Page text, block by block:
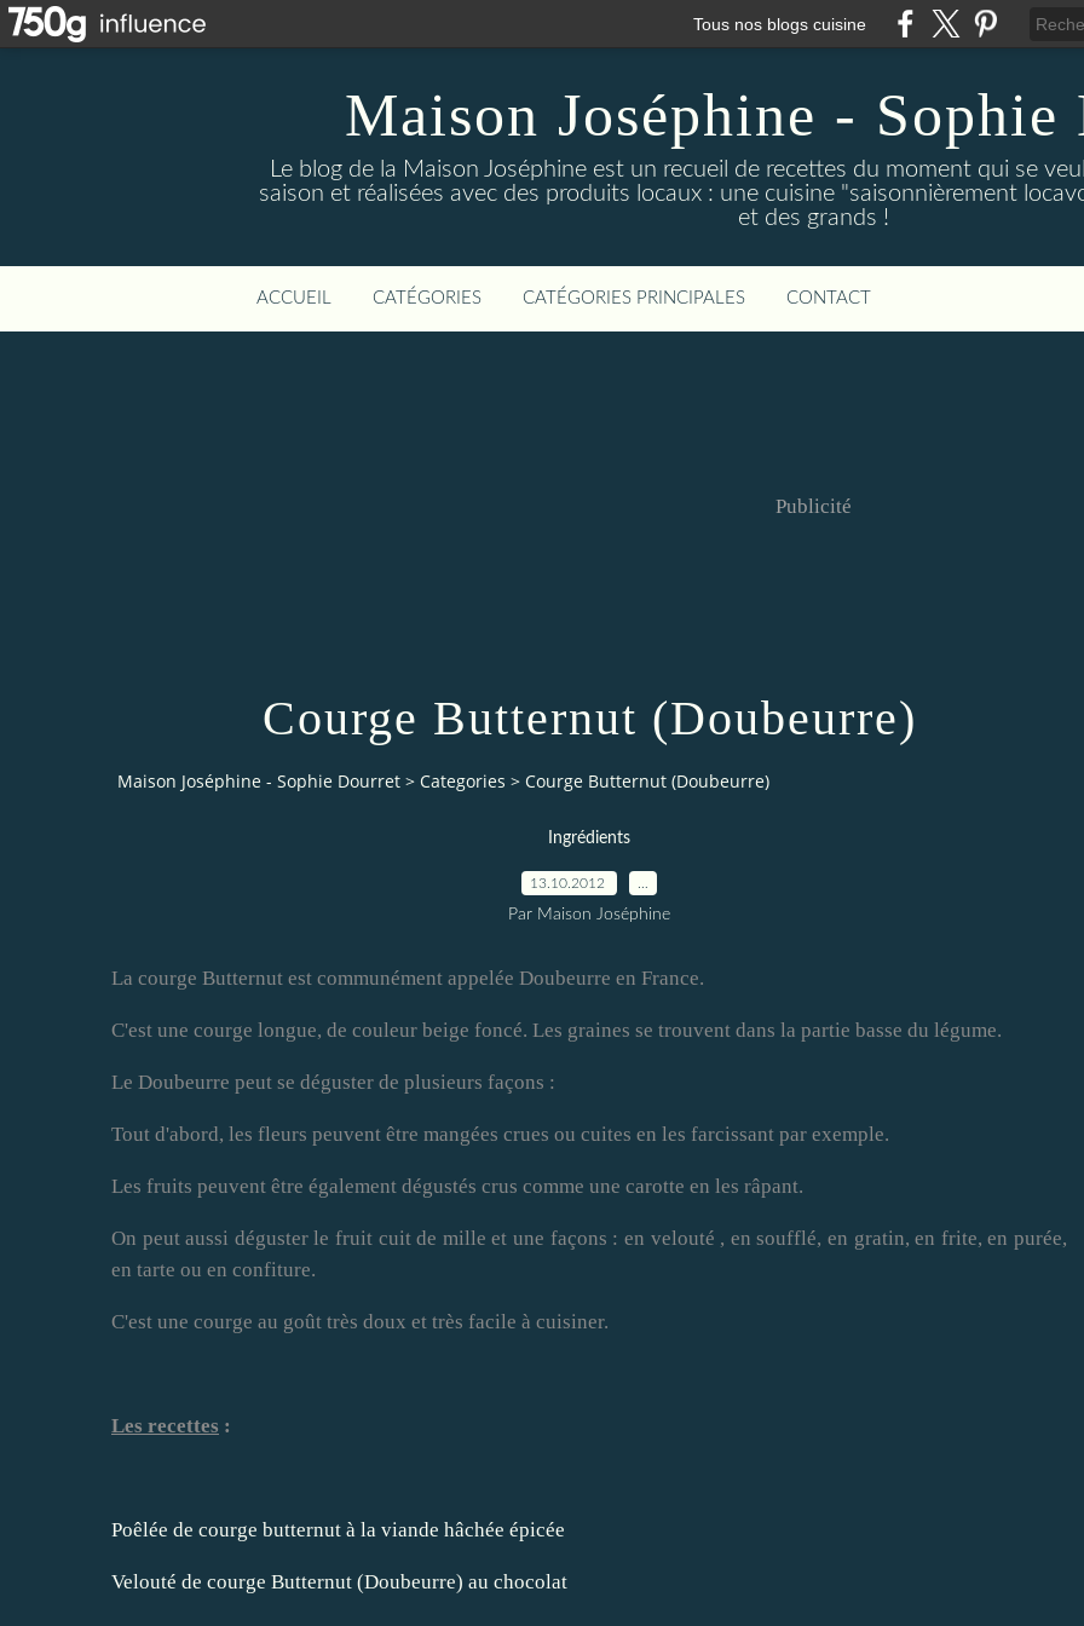
Tous nos blogs cuisine
Maison Joséphine - Sophie
Le blog de la Maison Joséphine est un recueil de recettes du moment qui se
saison et réalisées avec des produits locaux : une cuisine "saisonnièrement
et des grands !
ACCUEIL CATÉGORIES CATÉGORIES PRINCIPALES CONTACT
Publicité
Courge Butternut (Doubeurre)
Maison Joséphine - Sophie Dourret > Categories > Courge Butternut (Doubeurre)
Ingrédients
13.10.2012
Par Maison Joséphine
La courge Butternut est communément appelée Doubeurre en France.
C'est une courge longue, de couleur beige foncé. Les graines se trouvent dans la partie basse du légume.
Le Doubeurre peut se déguster de plusieurs façons :
Tout d'abord, les fleurs peuvent être mangées crues ou cuites en les farcissant par exemple.
Les fruits peuvent être également dégustés crus comme une carotte en les râpant.
On peut aussi déguster le fruit cuit de mille et une façons : en velouté , en soufflé, en gratin, en frite, en purée,
en tarte ou en confiture.
C'est une courge au goût très doux et très facile à cuisiner.
Les recettes :
Poêlée de courge butternut à la viande hâchée épicée
Velouté de courge Butternut (Doubeurre) au chocolat